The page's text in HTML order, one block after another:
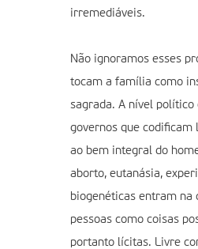
irremediáveis.
Não ignoramos esses
tocam a família como
sagrada. A nível político
governos que codificam
ao bem integral do
aborto, eutanásia,
biogenéticas entram na
pessoas como coisas
portanto lícitas. Livre